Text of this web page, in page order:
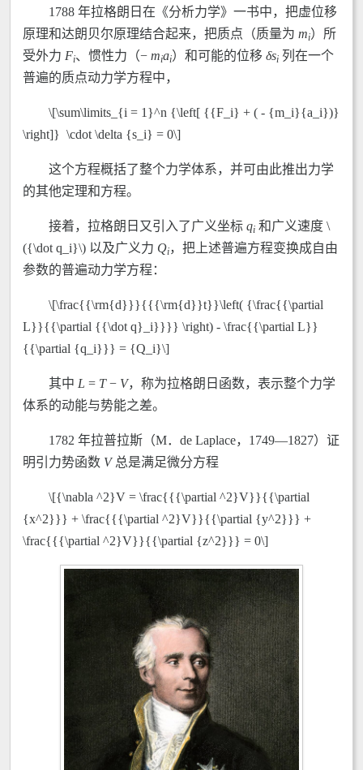
1788 年拉格朗日在《分析力学》一书中，把虚位移
原理和达朗贝尔原理结合起来，把质点（质量为 mi）所
受外力 Fi、惯性力（− miai）和可能的位移 δsi 列在一个
普遍的质点动力学方程中，
\[\sum\limits_{i = 1}^n {\left[ {{F_i} + ( - {m_i}{a_i})}
\right]} \cdot \delta {s_i} = 0\]
这个方程概括了整个力学体系，并可由此推出力学
的其他定理和方程。
接着，拉格朗日又引入了广义坐标 qi 和广义速度 \
({\dot q_i}\) 以及广义力 Qi，把上述普遍方程变换成自由
参数的普遍动力学方程：
\[\frac{{\rm{d}}}{{{\rm{d}}t}}\left( {\frac{{\partial
L}}{{\partial {{\dot q}_i}}}} \right) - \frac{{\partial L}}
{{\partial {q_i}}} = {Q_i}\]
其中 L = T− V，称为拉格朗日函数，表示整个力学
体系的动能与势能之差。
1782 年拉普拉斯（M．de Laplace，1749—1827）证
明引力势函数 V总是满足微分方程
\[{\nabla ^2}V = \frac{{{\partial ^2}V}}{{\partial
{x^2}}} + \frac{{{\partial ^2}V}}{{\partial {y^2}}} +
\frac{{{\partial ^2}V}}{{\partial {z^2}}} = 0\]